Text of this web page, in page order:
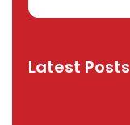
Latest Posts